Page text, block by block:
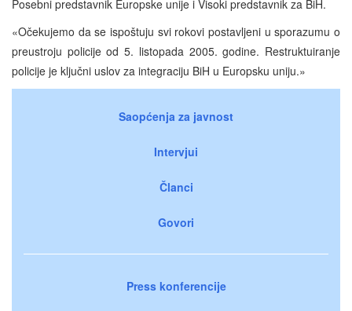
Posebni predstavnik Europske unije i Visoki predstavnik za BiH.
«Očekujemo da se ispoštuju svi rokovi postavljeni u sporazumu o
preustroju policije od 5. listopada 2005. godine. Restruktuiranje
policije je ključni uslov za integraciju BiH u Europsku uniju.»
Saopćenja za javnost
Intervjui
Članci
Govori
Press konferencije